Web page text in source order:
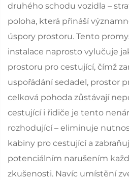
druhého schodu vozidla –
poloha, která přináší
úspory prostoru. Tento
instalace naprosto vylučuje
prostoru pro cestující, čímž
uspořádání sedadel, prostor
celková pohoda zůstávají
cestující i řidiče je tento
rozhodující – eliminuje
kabiny pro cestující a
potenciálním narušením
zkušenosti. Navíc umístění